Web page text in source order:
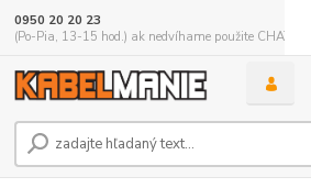
0950 20 20 23
(Po-Pia, 13-15 hod.) ak nedvíhame použite CHATBOX